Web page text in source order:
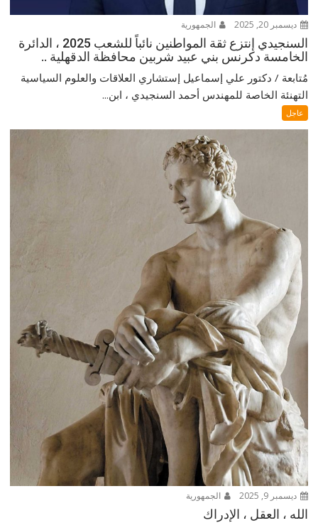
ديسمبر 20, 2025 الجمهورية
السنجيدي إنتزع ثقة المواطنين نائباً للشعب 2025 ، الدائرة
الخامسة دكرنس بني عبيد شربين محافظة الدقهلية ..
مُتابعة / دكتور علي إسماعيل إستشاري العلاقات والعلوم السياسية
التهنئة الخاصة للمهندس أحمد السنجيدي ، ابن...
عاجل
ديسمبر 9, 2025 الجمهورية
الله ، العقل ، الإدراك